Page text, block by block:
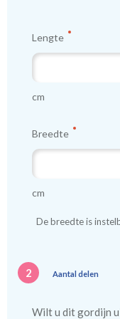
Lengte
cm
Breedte
cm
De breedte is
2 Aantal delen
Wilt u dit gordijn